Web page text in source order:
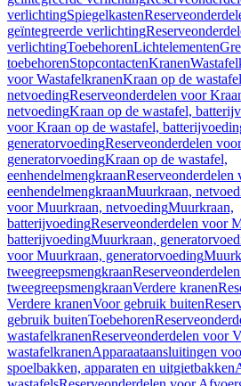
verlichtingSpiegelkasten
geïntegreerde verlichting
verlichtingToebehorenLichtelementen
toebehorenStopcontactenKranen
voor WastafelkranenKraan op de
netvoedingReserveonderdelen voor
netvoedingKraan op de wastafel,
voor Kraan op de wastafel,
generatorvoedingReserveonderdelen
generatorvoedingKraan op de wastafel,
eenhendelmengkraanReserveonderdelen
eenhendelmengkraanMuurkraan,
voor Muurkraan, netvoedingMuurkraan,
batterijvoedingReserveonderdelen voor
batterijvoedingMuurkraan,
voor Muurkraan, generatorvoeding
tweegreepsmengkraan
tweegreepsmengkraanVerdere kranen
Verdere kranenVoor gebruik buiten
gebruik buitenToebehoren
wastafelkranenReserveonderdelen voor
wastafelkranenApparaataansluitingen
spoelbakken, apparaten en uitgietbakken